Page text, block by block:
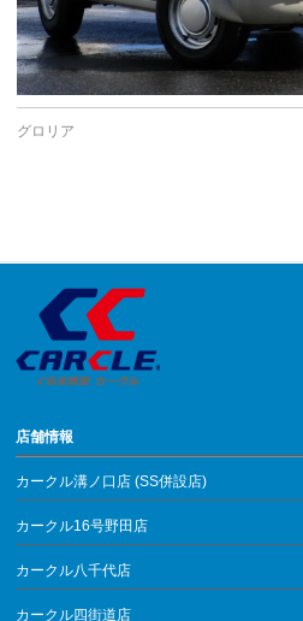
グロリア
店舗情報
カークル溝ノ口店 (SS併設店)
カークル16号野田店
カークル八千代店
カークル四街道店